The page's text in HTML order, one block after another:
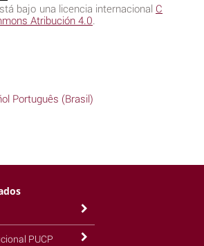
bajo una licencia internacional C
Atribución 4.0
Português (Brasil)
PUCP